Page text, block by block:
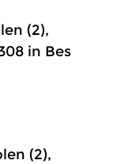
(2),
in Bes
(2),